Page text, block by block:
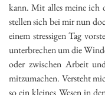
kann. Mit alles meine ich
stellen sich bei mir nun
einem stressigen Tag
unterbrechen um die
oder zwischen Arbeit
mitzumachen. Versteht
so ein kleines Wesen in